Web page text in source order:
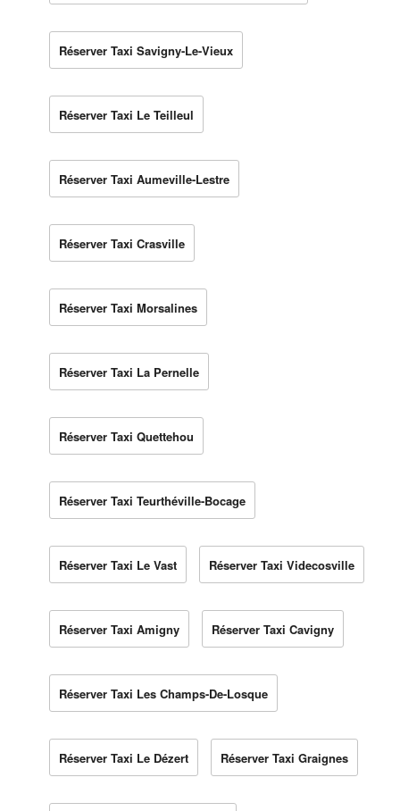
Réserver Taxi Savigny-Le-Vieux
Réserver Taxi Le Teilleul
Réserver Taxi Aumeville-Lestre
Réserver Taxi Crasville
Réserver Taxi Morsalines
Réserver Taxi La Pernelle
Réserver Taxi Quettehou
Réserver Taxi Teurthéville-Bocage
Réserver Taxi Le Vast Réserver Taxi Videcosville
Réserver Taxi Amigny Réserver Taxi Cavigny
Réserver Taxi Les Champs-De-Losque
Réserver Taxi Le Dézert Réserver Taxi Graignes